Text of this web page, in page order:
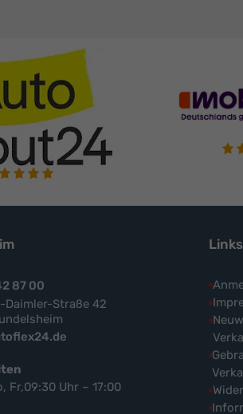
87 00
Daimler-Straße 42
Fr,09:30 Uhr – 17:00
Links